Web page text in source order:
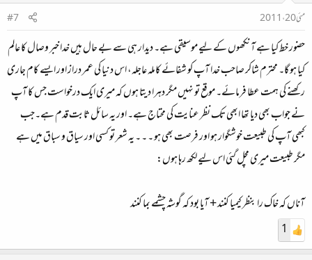
مئی 20، 2011 #7
حضور خط کیا ہے آنکھوں کے لیے موسیقی ہے۔ دیدار ہی سے بے حال ہیں خدا خبر وصال کا عالم
کیا ہو گا۔ محترم شاکر صاحب خدا آپ کو شفائے کاملہ عاجلہ، اس دنیا کی عمر دراز اور ایسے کام جاری
رکھنے کی ہمت عطا فرمائے۔ موقع تو نہیں مگر دہرا دیتا ہوں کہ میری ایک درخواست جس کا آپ
نے جواب بھی دیا تھا ابھی تک نظر عنایت کی محتاج ہے۔ اور یہ سائل ثابت قدم ہے۔جب
کبھی آپ کی طبیعت خوشگوار ہو اور فرصت بھی ہو ۔ ۔ ۔ یہ شعر تو کسی اور سیاق و سباق میں ہے
مگر طبیعت میری مچل گئی اس لیے لکھ رہا ہوں:
آناں کہ خاک را بنظر کیمیا کنند + آیا بود کہ گوشہ چشمے بما کنند
1